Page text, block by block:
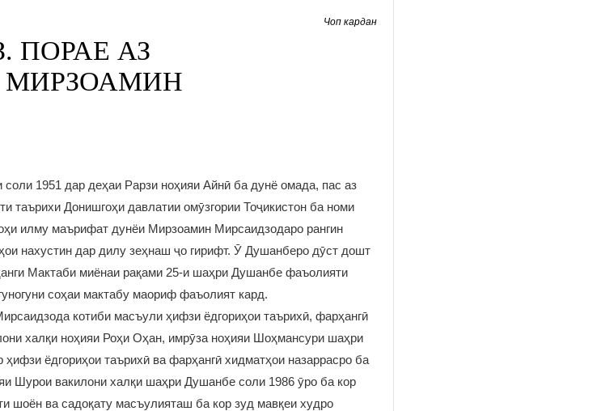
Чоп кардан
ПОРАЕ АЗ
1951 дар деҳаи Рарзи ноҳияи Айнӣ ба дунё омада, пас аз
таърихи Донишгоҳи давлатии омӯзгории Тоҷикистон ба номи
илму маърифат дунёи Мирзоамин Мирсаидзодаро рангин
нахустин дар дилу зеҳнаш ҷо гирифт. Ӯ Душанберо дӯст дошт
Мактаби миёнаи рақами 25-и шаҳри Душанбе фаъолияти
соҳаи мактабу маориф фаъолият кард.
котиби масъули ҳифзи ёдгориҳои таърихӣ, фарҳангӣ
халқи ноҳияи Роҳи Оҳан, имрӯза ноҳияи Шоҳмансури шаҳри
ёдгориҳои таърихӣ ва фарҳангӣ хидматҳои назаррасро ба
Шурои вакилони халқи шаҳри Душанбе соли 1986 ӯро ба кор
шоён ва садоқату масъулияташ ба кор зуд мавқеи худро